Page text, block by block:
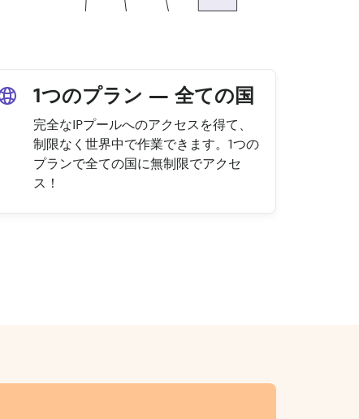
1つのプラン — 全ての国
完全なIPプールへのアクセスを得て、
制限なく世界中で作業できます。1つの
プランで全ての国に無制限でアクセ
ス！